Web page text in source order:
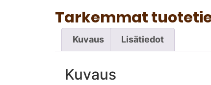
Tarkemmat
Kuvaus Lisätiedot
Kuvaus